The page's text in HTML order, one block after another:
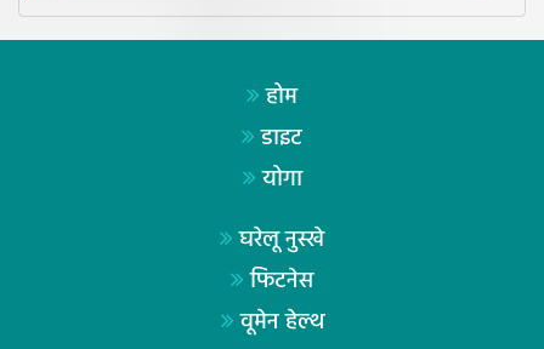
होम
डाइट
योगा
घरेलू नुस्खे
फिटनेस
वूमेन हेल्थ